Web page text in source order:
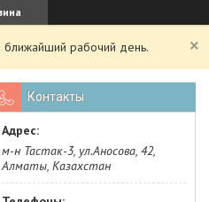
ближайший рабочий день.
Контакты
м-н Тастак-3, ул.Аносова, 42,
Алматы, Казахстан